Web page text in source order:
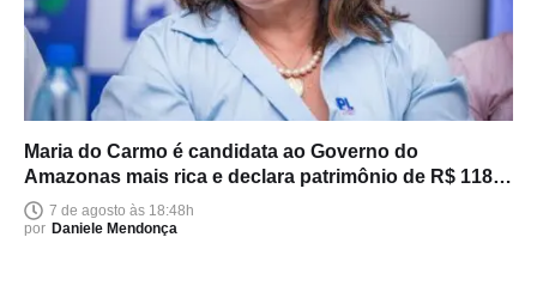
Maria do Carmo é candidata ao Governo do
Amazonas mais rica e declara patrimônio de R$ 118
milhões
7 de agosto às 18:48h
por Daniele Mendonça